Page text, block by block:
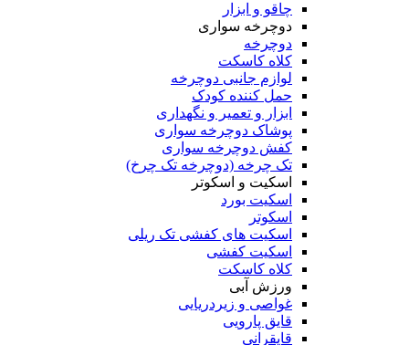
چاقو و ابزار
دوچرخه سواری
دوچرخه
کلاه کاسکت
لوازم جانبی دوچرخه
حمل کننده کودک
ابزار و تعمیر و نگهداری
پوشاک دوچرخه سواری
کفش دوچرخه سواری
تک چرخه (دوچرخه تک چرخ)
اسکیت و اسکوتر
اسکیت بورد
اسکوتر
اسکیت های کفشی تک ریلی
اسکیت کفشی
کلاه کاسکت
ورزش آبی
غواصی و زیردریایی
قایق پارویی
قایقرانی